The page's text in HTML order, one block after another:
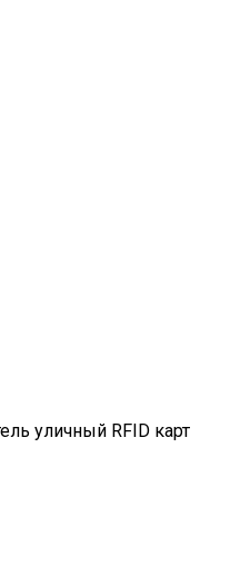
уличный RFID карт